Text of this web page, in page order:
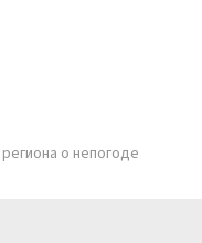
о непогоде